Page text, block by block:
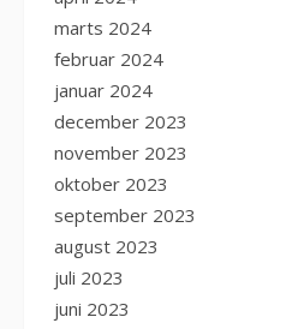
marts 2024
februar 2024
januar 2024
december 2023
november 2023
oktober 2023
september 2023
august 2023
juli 2023
juni 2023